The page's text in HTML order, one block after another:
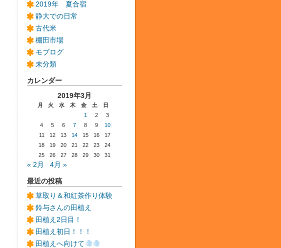
2019年 夏合宿
静大での日常
古代米
棚田市場
モブログ
未分類
カレンダー
2019年3月
月 火 水 木 金 土
日
1
2
3
4
5 6 7 8 9
10
11
12 13 14 15 16
17
18
19 20 21 22 23
24
25
26 27 28 29 30 31
« 2月 4月 »
最近の投稿
草取り＆和紅茶作り体験
鈴与さんの田植え
田植え2日目！
田植え初日！！！
田植えへ向けて